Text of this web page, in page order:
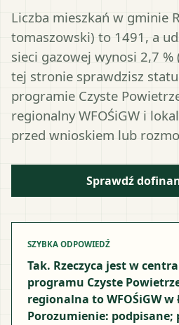
Liczba mieszkań w gminie
tomaszowski) to 1491, a
sieci gazowej wynosi 2,7 %
tej stronie sprawdzisz
programie Czyste
regionalny WFOŚiGW i
przed wnioskiem lub
Sprawdź
SZYBKA ODPOWIEDŹ
Tak. Rzeczyca jest w
programu Czyste
regionalna to WFOŚiGW w
Porozumienie: